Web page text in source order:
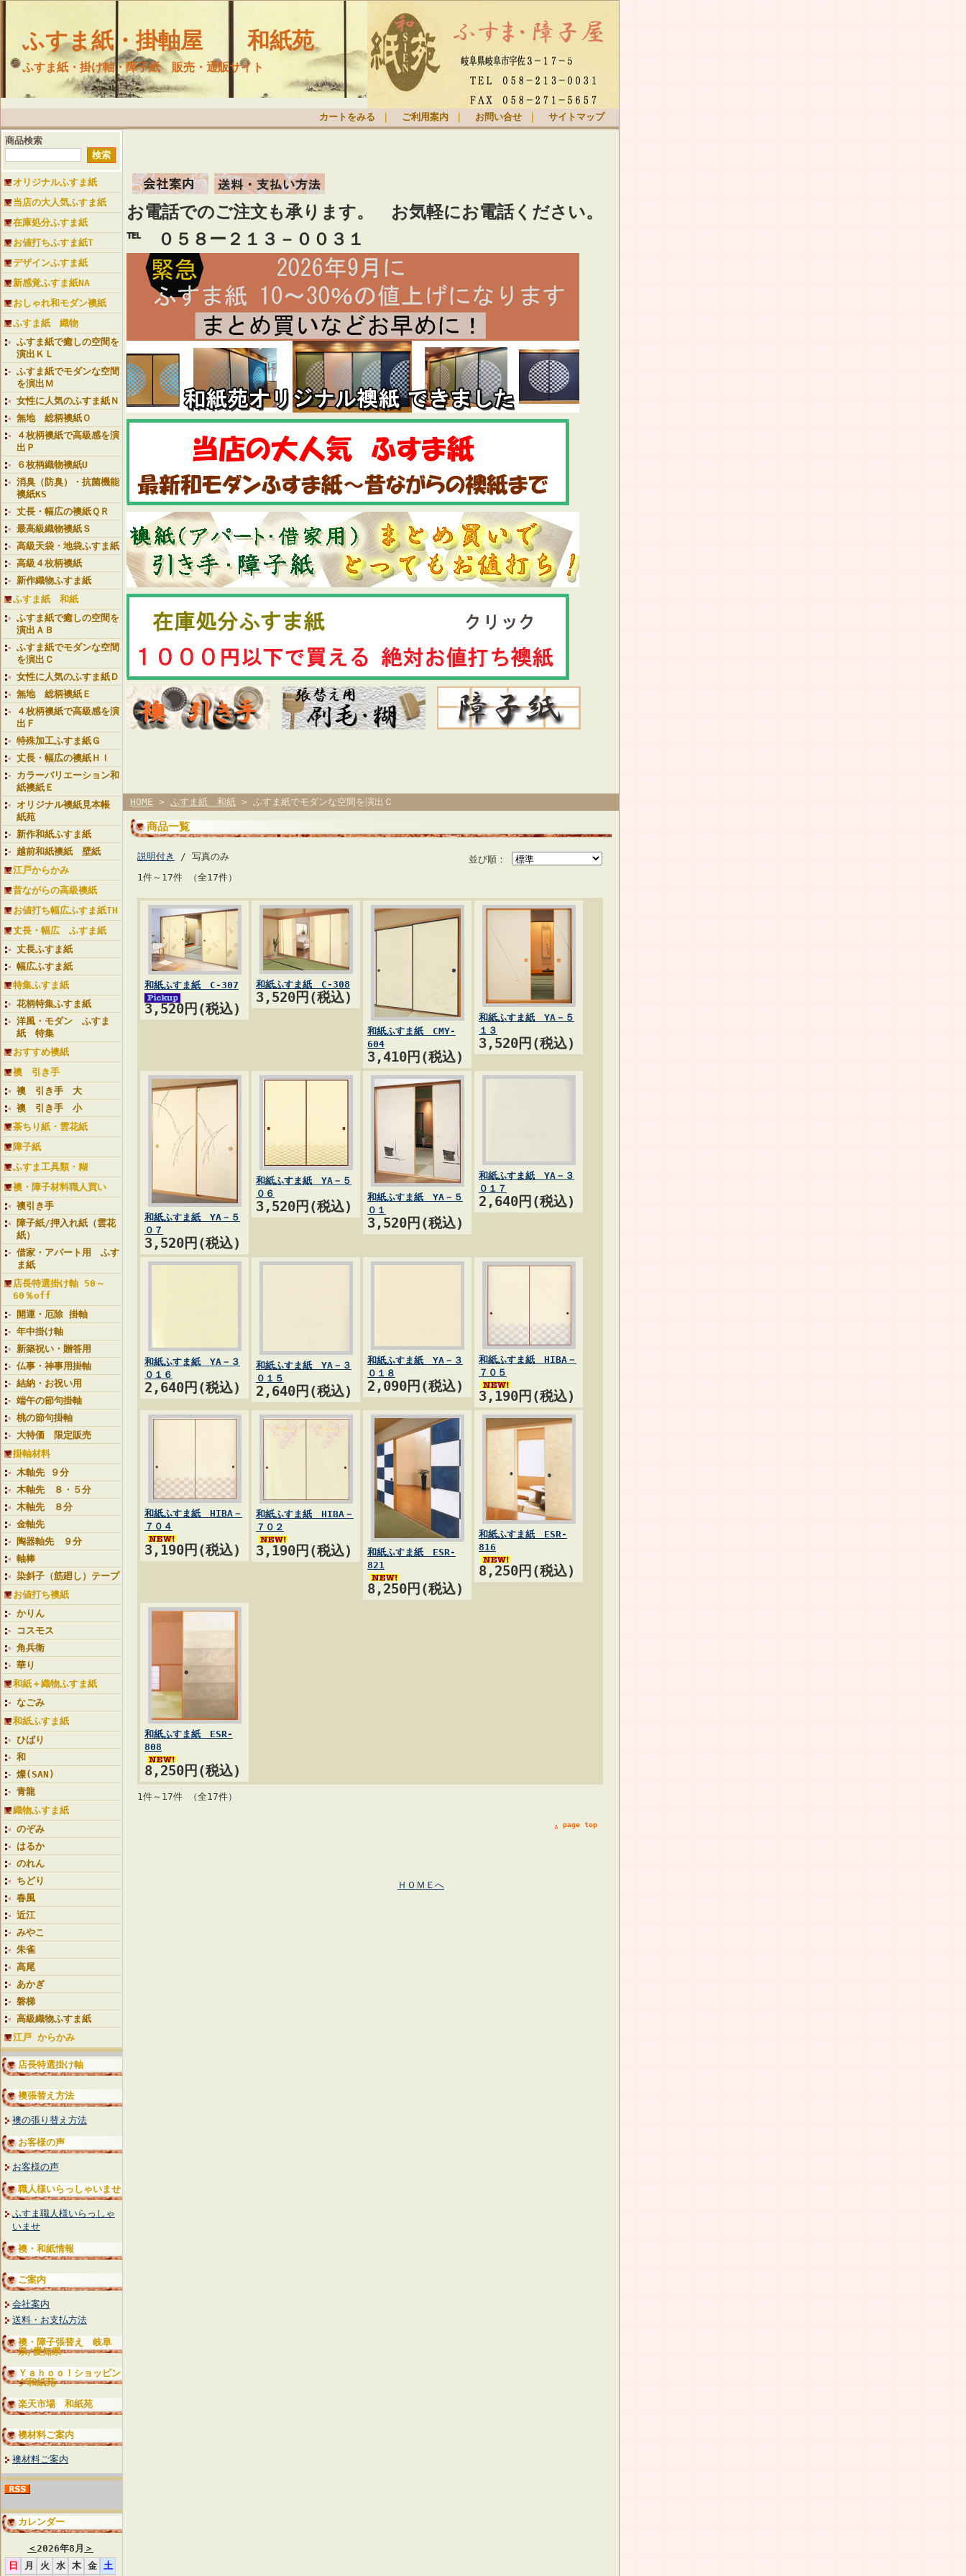
ふすま紙・掛軸屋 和紙苑
ふすま紙・掛け軸・障子紙 販売・通販サイト
カートをみる ご利用案内 お問い合せ サイトマップ
商品検索
オリジナルふすま紙
当店の大人気ふすま紙
在庫処分ふすま紙
お値打ちふすま紙T
デザインふすま紙
新感覚ふすま紙NA
おしゃれ和モダン襖紙
ふすま紙 織物
ふすま紙で癒しの空間を
演出ＫＬ
ふすま紙でモダンな空間
を演出Ｍ
女性に人気のふすま紙Ｎ
無地 総柄襖紙Ｏ
４枚柄襖紙で高級感を演
出Ｐ
６枚柄織物襖紙U
消臭（防臭）・抗菌機能
襖紙KS
丈長・幅広の襖紙ＱＲ
最高級織物襖紙Ｓ
高級天袋・地袋ふすま紙
高級４枚柄襖紙
新作織物ふすま紙
ふすま紙 和紙
ふすま紙で癒しの空間を
演出ＡＢ
ふすま紙でモダンな空間
を演出Ｃ
女性に人気のふすま紙Ｄ
無地 総柄襖紙Ｅ
４枚柄襖紙で高級感を演
出Ｆ
特殊加工ふすま紙Ｇ
丈長・幅広の襖紙ＨＩ
カラーバリエーション和
紙襖紙Ｅ
オリジナル襖紙見本帳
紙苑
新作和紙ふすま紙
越前和紙襖紙 壁紙
江戸からかみ
昔ながらの高級襖紙
お値打ち幅広ふすま紙TH
丈長・幅広 ふすま紙
丈長ふすま紙
幅広ふすま紙
特集ふすま紙
花柄特集ふすま紙
洋風・モダン ふすま
紙 特集
おすすめ襖紙
襖 引き手
襖 引き手 大
襖 引き手 小
茶ちり紙・雲花紙
障子紙
ふすま工具類・糊
襖・障子材料職人買い
襖引き手
障子紙/押入れ紙（雲花
紙）
借家・アパート用 ふす
ま紙
店長特選掛け軸 50～
60％off
開運・厄除 掛軸
年中掛け軸
新築祝い・贈答用
仏事・神事用掛軸
結納・お祝い用
端午の節句掛軸
桃の節句掛軸
大特価 限定販売
掛軸材料
木軸先 ９分
木軸先 ８・５分
木軸先 ８分
金軸先
陶器軸先 ９分
軸棒
染斜子（筋廻し）テープ
お値打ち襖紙
かりん
コスモス
角兵衛
華り
和紙＋織物ふすま紙
なごみ
和紙ふすま紙
ひばり
和
燦(SAN)
青龍
織物ふすま紙
のぞみ
はるか
のれん
ちどり
春風
近江
みやこ
朱雀
高尾
あかぎ
磐梯
高級織物ふすま紙
江戸 からかみ
店長特選掛け軸
襖張替え方法
襖の張り替え方法
お客様の声
お客様の声
職人様いらっしゃいませ
ふすま職人様いらっしゃ
いませ
襖・和紙情報
ご案内
会社案内
送料・お支払方法
襖・障子張替え 岐阜
県/愛知県
Ｙａｈｏｏ！ショッピン
グ和紙苑
楽天市場 和紙苑
襖材料ご案内
襖材料ご案内
カレンダー
＜2026年8月 ＞
日
月 火 水 木 金 土
お電話でのご注文も承ります。 お気軽にお電話ください。
℡ ０５８ー２１３－００３１
HOME > ふすま紙 和紙 > ふすま紙でモダンな空間を演出Ｃ
商品一覧
並び順：
説明付き
/ 写真のみ
1件～17件 （全17件）
和紙ふすま紙 C-307
3,520円(税込)
和紙ふすま紙 C-308
3,520円(税込)
和紙ふすま紙 CMY-
604
3,410円(税込)
和紙ふすま紙 YA－５
１３
3,520円(税込)
和紙ふすま紙 YA－５
０７
3,520円(税込)
和紙ふすま紙 YA－５
０６
3,520円(税込)
和紙ふすま紙 YA－５
０１
3,520円(税込)
和紙ふすま紙 YA－３
０１７
2,640円(税込)
和紙ふすま紙 YA－３
０１６
2,640円(税込)
和紙ふすま紙 YA－３
０１５
2,640円(税込)
和紙ふすま紙 YA－３
０１８
2,090円(税込)
和紙ふすま紙 HIBA－
７０５
3,190円(税込)
和紙ふすま紙 HIBA－
７０４
3,190円(税込)
和紙ふすま紙 HIBA－
７０２
3,190円(税込)
和紙ふすま紙 ESR-
821
8,250円(税込)
和紙ふすま紙 ESR-
816
8,250円(税込)
和紙ふすま紙 ESR-
808
8,250円(税込)
1件～17件 （全17件）
page top
ＨＯＭＥへ